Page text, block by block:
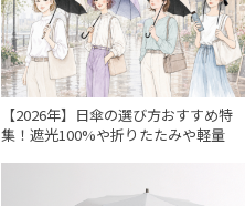
【2026年】日傘の選び方おすすめ特
集！遮光100%や折りたたみや軽量